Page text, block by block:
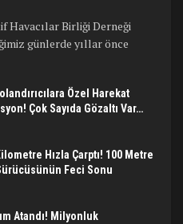
Havacılar Birliği Derneği
günlerde yıllar önce
Özel Harekat
Çok Sayıda Gözaltı Var…
Hızla Çarptı! 100 Metre
Feci Sonu
Atandı! Milyonluk